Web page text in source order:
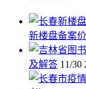
新楼盘备案
及解答 11/30